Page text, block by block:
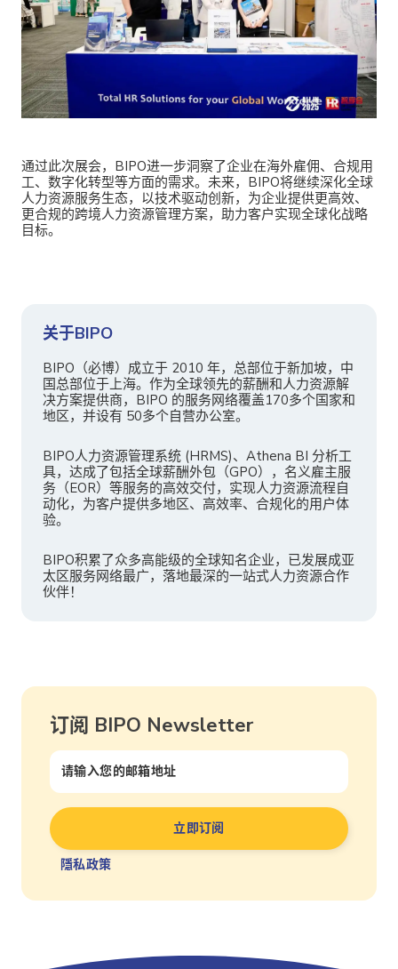
通过此次展会，BIPO进一步洞察了企业在海外雇佣、合规用
工、数字化转型等方面的需求。未来，BIPO将继续深化全球
人力资源服务生态，以技术驱动创新，为企业提供更高效、
更合规的跨境人力资源管理方案，助力客户实现全球化战略
目标。
关于BIPO
BIPO（必博）成立于 2010 年，总部位于新加坡，中
国总部位于上海。作为全球领先的薪酬和人力资源解
决方案提供商，BIPO 的服务网络覆盖170多个国家和
地区，并设有 50多个自营办公室。
BIPO人力资源管理系统 (HRMS)、Athena BI 分析工
具，达成了包括全球薪酬外包（GPO），名义雇主服
务（EOR）等服务的高效交付，实现人力资源流程自
动化，为客户提供多地区、高效率、合规化的用户体
验。
BIPO积累了众多高能级的全球知名企业，已发展成亚
太区服务网络最广，落地最深的一站式人力资源合作
伙伴！
订阅 BIPO Newsletter
隱私政策